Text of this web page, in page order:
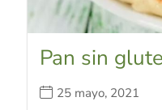
Pan sin
25 mayo, 2021